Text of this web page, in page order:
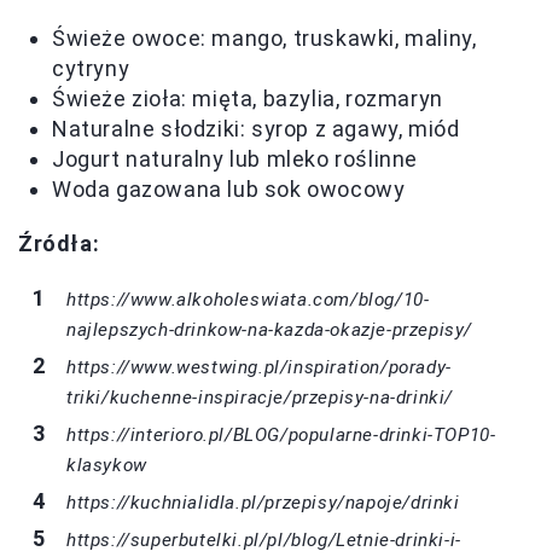
Świeże owoce: mango, truskawki, maliny,
cytryny
Świeże zioła: mięta, bazylia, rozmaryn
Naturalne słodziki: syrop z agawy, miód
Jogurt naturalny lub mleko roślinne
Woda gazowana lub sok owocowy
Źródła:
https://www.alkoholeswiata.com/blog/10-
najlepszych-drinkow-na-kazda-okazje-przepisy/
https://www.westwing.pl/inspiration/porady-
triki/kuchenne-inspiracje/przepisy-na-drinki/
https://interioro.pl/BLOG/popularne-drinki-TOP10-
klasykow
https://kuchnialidla.pl/przepisy/napoje/drinki
https://superbutelki.pl/pl/blog/Letnie-drinki-i-